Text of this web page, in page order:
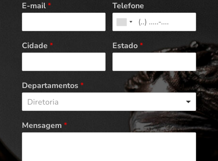
E-mail* Telefone
Cidade * Estado*
Departamentos*
Diretoria
Mensagem *